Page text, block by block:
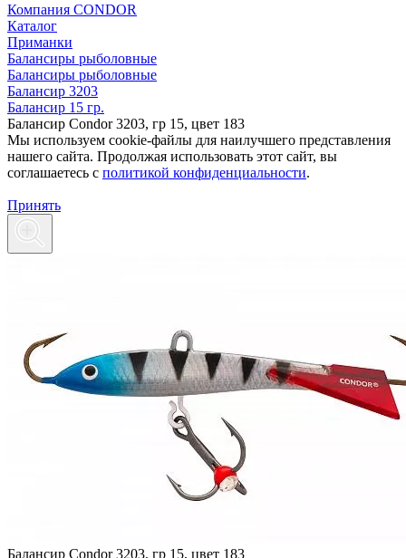
Компания CONDOR
Каталог
Приманки
Балансиры рыболовные
Балансиры рыболовные
Балансир 3203
Балансир 15 гр.
Балансир Condor 3203, гр 15, цвет 183
Мы используем cookie-файлы для наилучшего представления
нашего сайта. Продолжая использовать этот сайт, вы
соглашаетесь c политикой конфиденциальности.
Принять
Балансир Condor 3203, гр 15, цвет 183